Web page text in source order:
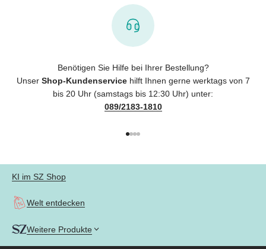
Benötigen Sie Hilfe bei Ihrer Bestellung?
Unser Shop-Kundenservicehilft Ihnen gerne werktags von 7
bis 20 Uhr (samstags bis 12:30 Uhr) unter:
089/2183-1810
KI im SZ Shop
Welt entdecken
Weitere Produkte